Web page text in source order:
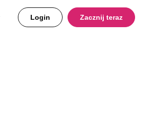
Login Zacznij teraz